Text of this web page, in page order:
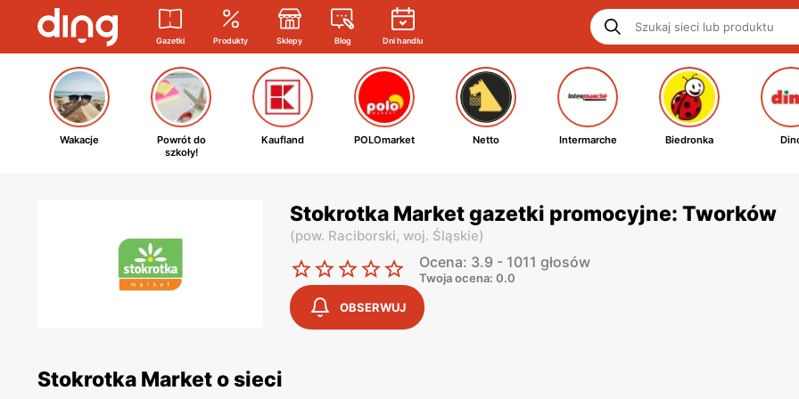
Gazetki Produkty Sklepy Blog Dni handlu
Wakacje
Powrót do
szkoły!
Kaufland POLOmarket Netto Intermarche Biedronka
Stokrotka Market gazetki promocyjne: Tworków
(pow. Raciborski, woj. Śląskie)
Ocena: 3.9 - 1011 głosów
Twoja ocena: 0.0
OBSERWUJ
Stokrotka Market o sieci